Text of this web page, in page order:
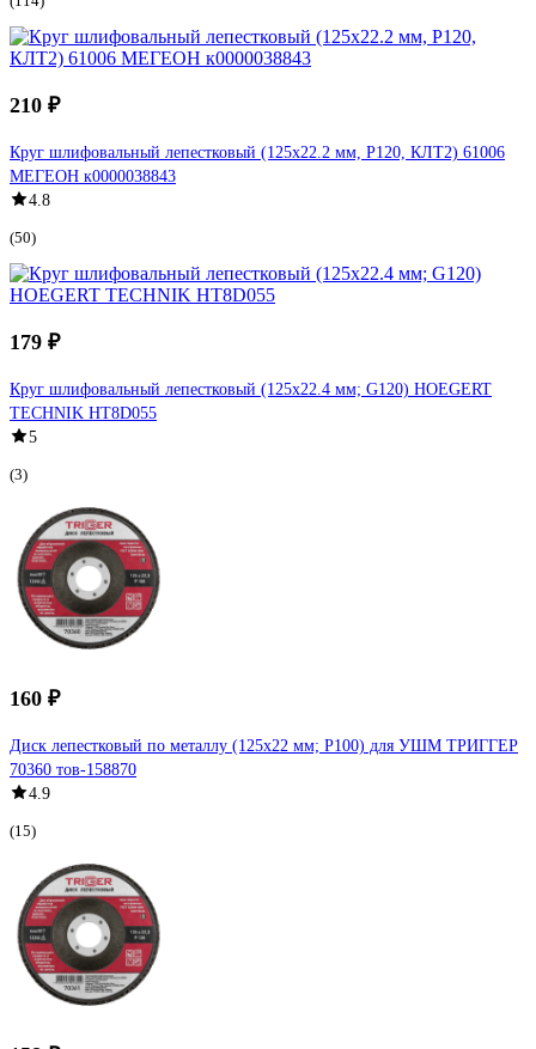
210 ₽
Круг шлифовальный лепестковый (125х22.2 мм, P120, КЛТ2) 61006
МЕГЕОН к0000038843
4.8
(50)
179 ₽
Круг шлифовальный лепестковый (125x22.4 мм; G120) HOEGERT
TECHNIK HT8D055
5
(3)
160 ₽
Диск лепестковый по металлу (125х22 мм; P100) для УШМ ТРИГГЕР
70360 тов-158870
4.9
(15)